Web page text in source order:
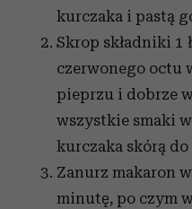
kurczaka i pastą
Skrop składniki 1
czerwonego octu
pieprzu i dobrze
wszystkie smaki
kurczaka skórą
Zanurz makaron
minutę, po czym